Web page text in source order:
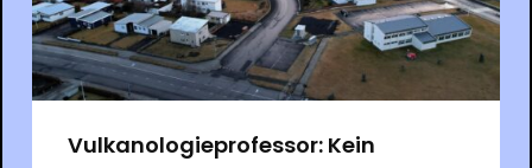
Vulkanologieprofessor: Kein